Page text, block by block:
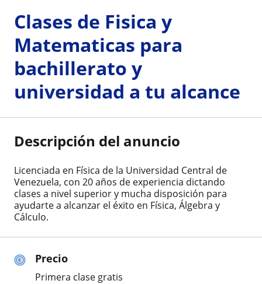
Precio
Primera clase gratis
Clases de Fisica y
Matematicas para
bachillerato y
universidad a tu alcance
Descripción del anuncio
Licenciada en Física de la Universidad Central de
Venezuela, con 20 años de experiencia dictando
clases a nivel superior y mucha disposición para
ayudarte a alcanzar el éxito en Física, Álgebra y
Cálculo.